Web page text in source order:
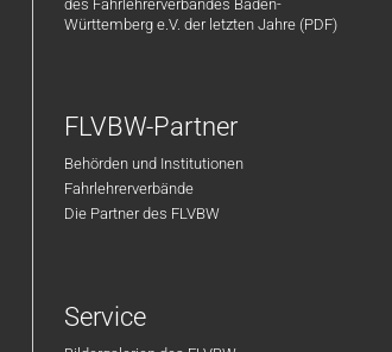
des Fahrlehrerverbandes Baden-
Württemberg e.V. der letzten Jahre (PDF)
FLVBW-Partner
Behörden und Institutionen
Fahrlehrerverbände
Die Partner des FLVBW
Service